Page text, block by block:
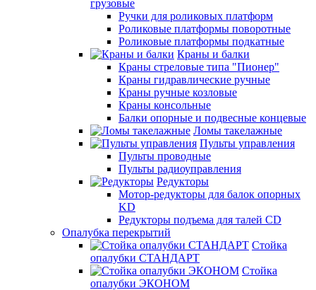
грузовые
Ручки для роликовых платформ
Роликовые платформы поворотные
Роликовые платформы подкатные
Краны и балки
Краны стреловые типа "Пионер"
Краны гидравлические ручные
Краны ручные козловые
Краны консольные
Балки опорные и подвесные концевые
Ломы такелажные
Пульты управления
Пульты проводные
Пульты радиоуправления
Редукторы
Мотор-редукторы для балок опорных
KD
Редукторы подъема для талей CD
Опалубка перекрытий
Стойка
опалубки СТАНДАРТ
Стойка
опалубки ЭКОНОМ